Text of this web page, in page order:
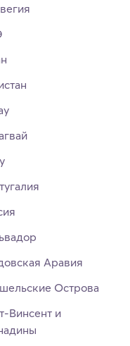
Аравия
Острова
Винсент и